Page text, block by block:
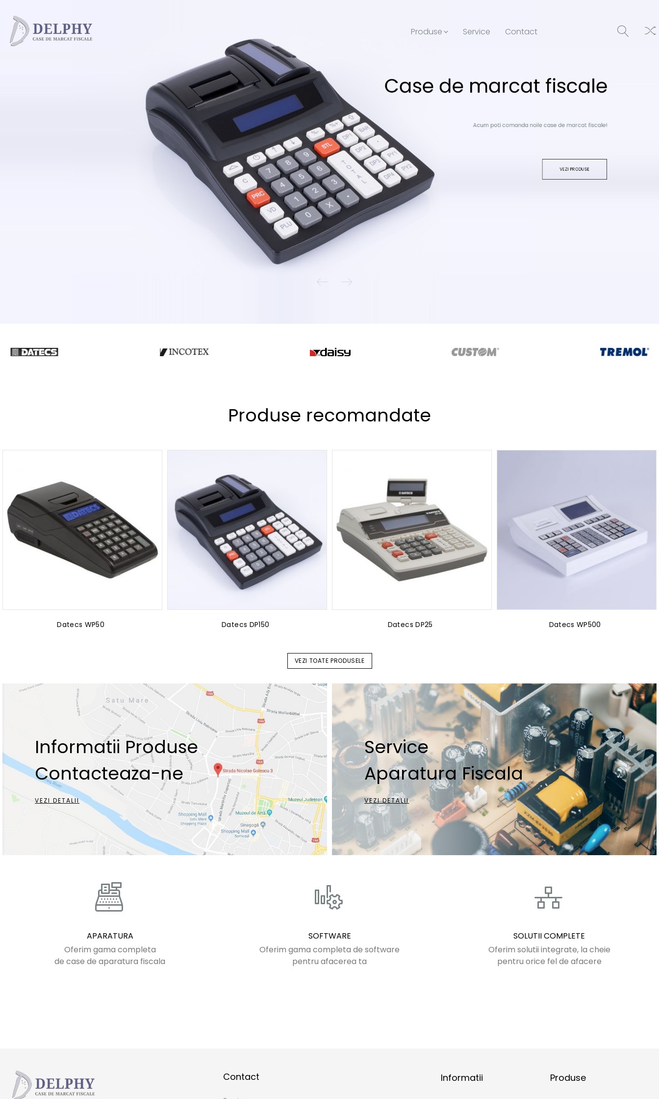
Produse Service Contact
Acum poti comanda noile case de marcat fiscale!
VEZI PRODUSE
Case de marcat fiscale
Produse recomandate
Datecs WP50 Datecs DP150 Datecs DP25 Datecs WP500
VEZI TOATE PRODUSELE
Informatii Produse
Contacteaza-ne
VEZI DETALII
Service
Aparatura Fiscala
VEZI DETALII
APARATURA
Oferim gama completa
de case de aparatura fiscala
SOFTWARE
Oferim gama completa de software
pentru afacerea ta
SOLUTII COMPLETE
Oferim solutii integrate, la cheie
pentru orice fel de afacere
Contact Informatii Produse